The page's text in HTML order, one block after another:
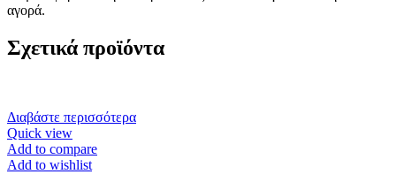
αγορά.
Σχετικά προϊόντα
Διαβάστε περισσότερα
Quick view
Add to compare
Add to wishlist